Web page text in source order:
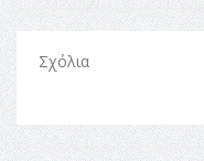
Σχόλια